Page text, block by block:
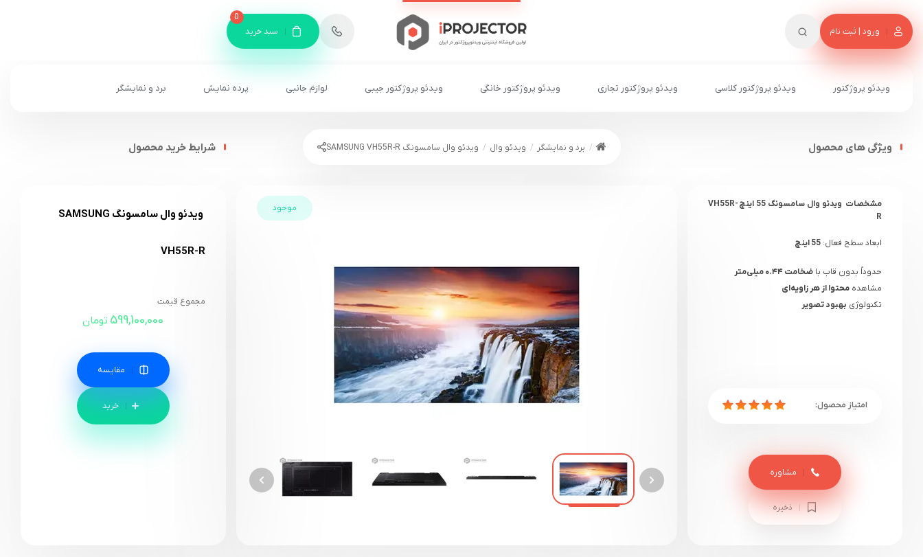
ورود | ثبت نام
8
سبد خرید
0
ویدئو پروژکتور ویدئو پروژکتور کلاسی ویدئو پروژکتور تجاری ویدئو پروژکتور خانگی ویدئو پروژکتور جیبی لوازم جانبی پرده نمایش برد و نمایشگر
برد و نمایشگر ویدئو وال ویدئو وال سامسونگ SAMSUNG VH55R-R
موجود
شرایط خرید محصول
ویدئو وال سامسونگ SAMSUNG
VH55R-R
مجموع قیمت
599,100,000 تومان
مقایسه
ویژگی های محصول
مشخصات ویدئو وال سامسونگ 55 اینچ
VH55R-
R
ابعاد سطح فعال: 55 اینچ
حدوداً بدون قاب با ضخامت ۰.۴۴ میلی‌متر
مشاهده محتوا از هر زاویه‌ای
تکنولوژی بهبود تصویر
ذخیره
مشاوره